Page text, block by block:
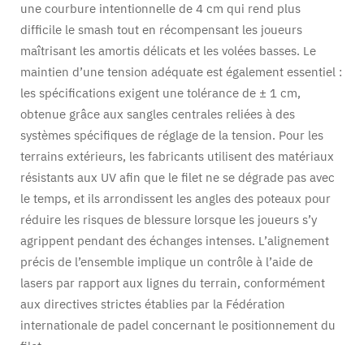
une courbure intentionnelle de 4 cm qui rend plus
difficile le smash tout en récompensant les joueurs
maîtrisant les amortis délicats et les volées basses. Le
maintien d’une tension adéquate est également essentiel :
les spécifications exigent une tolérance de ± 1 cm,
obtenue grâce aux sangles centrales reliées à des
systèmes spécifiques de réglage de la tension. Pour les
terrains extérieurs, les fabricants utilisent des matériaux
résistants aux UV afin que le filet ne se dégrade pas avec
le temps, et ils arrondissent les angles des poteaux pour
réduire les risques de blessure lorsque les joueurs s’y
agrippent pendant des échanges intenses. L’alignement
précis de l’ensemble implique un contrôle à l’aide de
lasers par rapport aux lignes du terrain, conformément
aux directives strictes établies par la Fédération
internationale de padel concernant le positionnement du